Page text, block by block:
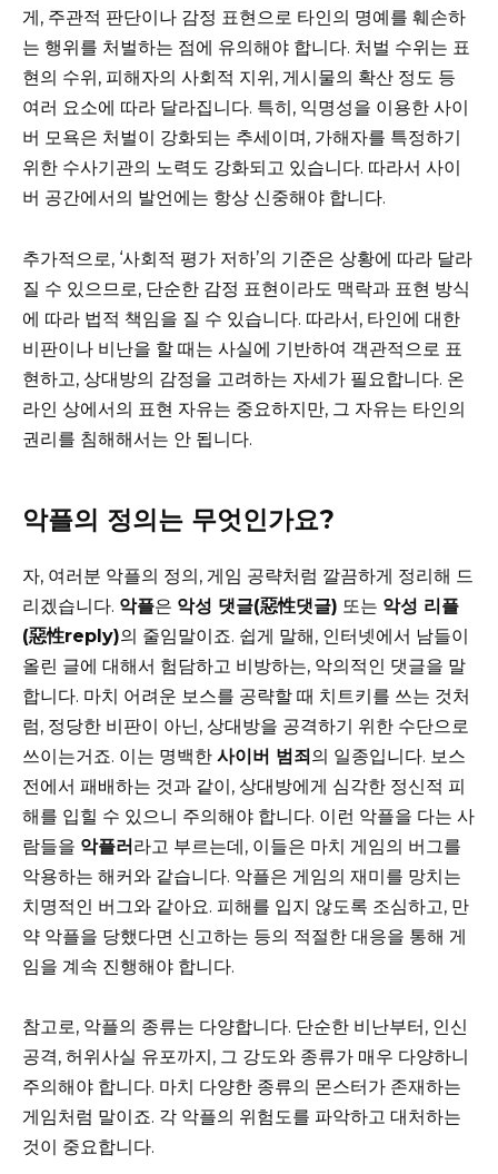
게, 주관적 판단이나 감정 표현으로 타인의 명예를 훼손하
는 행위를 처벌하는 점에 유의해야 합니다. 처벌 수위는 표
현의 수위, 피해자의 사회적 지위, 게시물의 확산 정도 등
여러 요소에 따라 달라집니다. 특히, 익명성을 이용한 사이
버 모욕은 처벌이 강화되는 추세이며, 가해자를 특정하기
위한 수사기관의 노력도 강화되고 있습니다. 따라서 사이
버 공간에서의 발언에는 항상 신중해야 합니다.
추가적으로, ‘사회적 평가 저하’의 기준은 상황에 따라 달라
질 수 있으므로, 단순한 감정 표현이라도 맥락과 표현 방식
에 따라 법적 책임을 질 수 있습니다. 따라서, 타인에 대한
비판이나 비난을 할 때는 사실에 기반하여 객관적으로 표
현하고, 상대방의 감정을 고려하는 자세가 필요합니다. 온
라인 상에서의 표현 자유는 중요하지만, 그 자유는 타인의
권리를 침해해서는 안 됩니다.
악플의 정의는 무엇인가요?
자, 여러분 악플의 정의, 게임 공략처럼 깔끔하게 정리해 드
리겠습니다. 악플은 악성 댓글(惡性댓글) 또는 악성 리플
(惡性reply)의 줄임말이죠. 쉽게 말해, 인터넷에서 남들이
올린 글에 대해서 험담하고 비방하는, 악의적인 댓글을 말
합니다. 마치 어려운 보스를 공략할 때 치트키를 쓰는 것처
럼, 정당한 비판이 아닌, 상대방을 공격하기 위한 수단으로
쓰이는거죠. 이는 명백한 사이버 범죄의 일종입니다. 보스
전에서 패배하는 것과 같이, 상대방에게 심각한 정신적 피
해를 입힐 수 있으니 주의해야 합니다. 이런 악플을 다는 사
람들을 악플러라고 부르는데, 이들은 마치 게임의 버그를
악용하는 해커와 같습니다. 악플은 게임의 재미를 망치는
치명적인 버그와 같아요. 피해를 입지 않도록 조심하고, 만
약 악플을 당했다면 신고하는 등의 적절한 대응을 통해 게
임을 계속 진행해야 합니다.
참고로, 악플의 종류는 다양합니다. 단순한 비난부터, 인신
공격, 허위사실 유포까지, 그 강도와 종류가 매우 다양하니
주의해야 합니다. 마치 다양한 종류의 몬스터가 존재하는
게임처럼 말이죠. 각 악플의 위험도를 파악하고 대처하는
것이 중요합니다.